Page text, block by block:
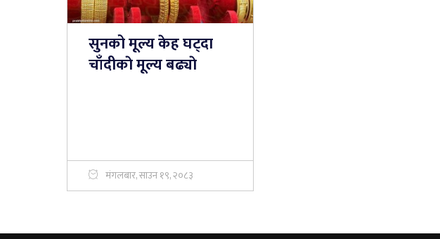
सुनको मूल्य केह घट्दा
चाँदीकाे मूल्य बढ्याे
मंगलबार, साउन १९, २०८३